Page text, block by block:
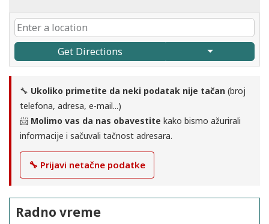
Get Directions
🔧 Ukoliko primetite da neki podatak nije tačan (broj
telefona, adresa, e-mail...)
📨 Molimo vas da nas obavestite kako bismo ažurirali
informacije i sačuvali tačnost adresara.
🔧 Prijavi netačne podatke
Radno vreme